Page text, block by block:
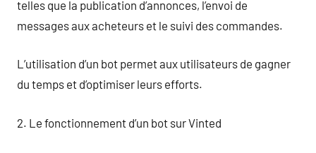
telles que la publication d’annonces, l’envoi de
messages aux acheteurs et le suivi des commandes.
L’utilisation d’un bot permet aux utilisateurs de gagner
du temps et d’optimiser leurs efforts.
2. Le fonctionnement d’un bot sur Vinted